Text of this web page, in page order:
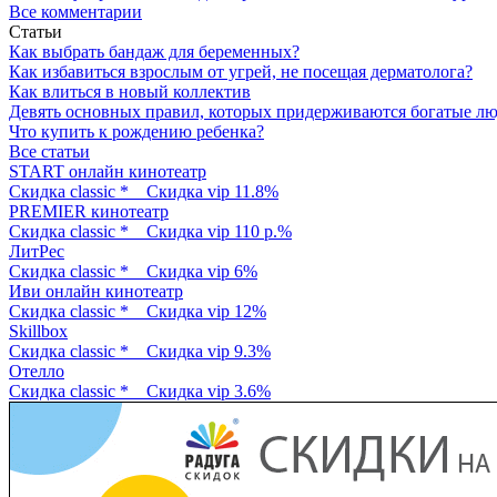
Все комментарии
Статьи
Как выбрать бандаж для беременных?
Как избавиться взрослым от угрей, не посещая дерматолога?
Как влиться в новый коллектив
Девять основных правил, которых придерживаются богатые
Что купить к рождению ребенка?
Все статьи
START онлайн кинотеатр
Скидка classic *
Скидка vip 11.8%
PREMIER кинотеатр
Скидка classic *
Скидка vip 110 р.%
ЛитРес
Скидка classic *
Скидка vip 6%
Иви онлайн кинотеатр
Скидка classic *
Скидка vip 12%
Skillbox
Скидка classic *
Скидка vip 9.3%
Отелло
Скидка classic *
Скидка vip 3.6%